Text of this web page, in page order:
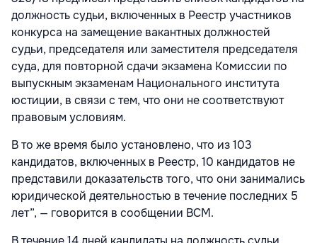
должность судьи, включенных в Реестр участников
конкурса на замещение вакантных должностей
судьи, председателя или заместителя председателя
суда, для повторной сдачи экзамена Комиссии по
выпускным экзаменам Национального института
юстиции, в связи с тем, что они не соответствуют
правовым условиям.
В то же время было установлено, что из 103
кандидатов, включенных в Реестр, 10 кандидатов не
представили доказательств того, что они занимались
юридической деятельностью в течение последних 5
лет”, — говорится в сообщении ВСМ.